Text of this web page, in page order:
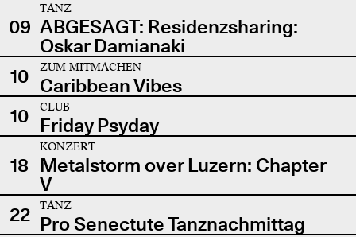
09
TANZ
ABGESAGT: Residenzsharing:
Oskar Damianaki
10
ZUM MITMACHEN
Caribbean Vibes
10
CLUB
Friday Psyday
18
KONZERT
Metalstorm over Luzern: Chapter
V
22
TANZ
Pro Senectute Tanznachmittag